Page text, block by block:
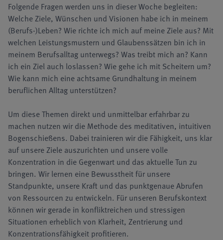
Folgende Fragen werden uns in dieser Woche begleiten:
Welche Ziele, Wünschen und Visionen habe ich in meinem
(Berufs-)Leben? Wie richte ich mich auf meine Ziele aus? Mit
welchen Leistungsmustern und Glaubenssätzen bin ich in
meinem Berufsalltag unterwegs? Was treibt mich an? Kann
ich ein Ziel auch loslassen? Wie gehe ich mit Scheitern um?
Wie kann mich eine achtsame Grundhaltung in meinem
beruflichen Alltag unterstützen?
Um diese Themen direkt und unmittelbar erfahrbar zu
machen nutzen wir die Methode des meditativen, intuitiven
Bogenschießens. Dabei trainieren wir die Fähigkeit, uns klar
auf unsere Ziele auszurichten und unsere volle
Konzentration in die Gegenwart und das aktuelle Tun zu
bringen. Wir lernen eine Bewusstheit für unsere
Standpunkte, unsere Kraft und das punktgenaue Abrufen
von Ressourcen zu entwickeln. Für unseren Berufskontext
können wir gerade in konfliktreichen und stressigen
Situationen erheblich von Klarheit, Zentrierung und
Konzentrationsfähigkeit profitieren.